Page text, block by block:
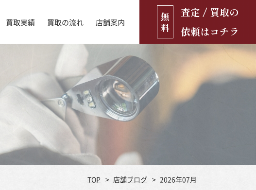
古銭・古紙幣
古いおもちゃ・人形 遺品買取
ブランド品 食器
買取実績 買取の流れ 店舗案内
店舗ブログ お役立ち情報
無
料
査定 / 買取の
依頼はコチラ
TOP 店舗ブログ 2026年07月